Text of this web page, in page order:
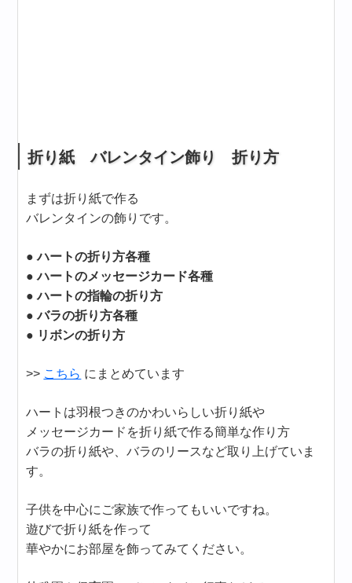
折り紙 バレンタイン飾り 折り方
まずは折り紙で作る
バレンタインの飾りです。
● ハートの折り方各種
● ハートのメッセージカード各種
● ハートの指輪の折り方
● バラの折り方各種
● リボンの折り方
>> こちら にまとめています
ハートは羽根つきのかわいらしい折り紙や
メッセージカードを折り紙で作る簡単な作り方
バラの折り紙や、バラのリースなど取り上げていま
す。
子供を中心にご家族で作ってもいいですね。
遊びで折り紙を作って
華やかにお部屋を飾ってみてください。